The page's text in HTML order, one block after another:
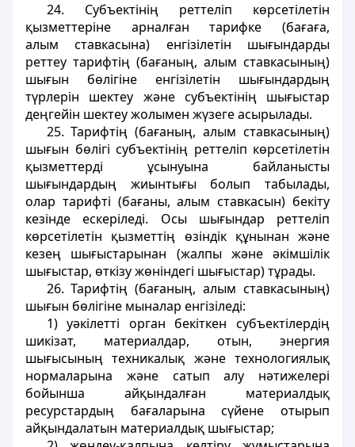
24. Субъектінің реттеліп көрсетілетін
қызметтеріне арналған тарифке (бағаға,
алым ставкасына) енгізілетін шығындарды
реттеу тарифтің (бағаның, алым ставкасының)
шығын бөлігіне енгізілетін шығындардың
түрлерін шектеу және субъектінің шығыстар
деңгейін шектеу жолымен жүзеге асырылады.
25. Тарифтің (бағаның, алым ставкасының)
шығын бөлігі субъектінің реттеліп көрсетілетін
қызметтерді ұсынуына байланысты
шығындардың жиынтығы болып табылады,
олар тарифті (бағаны, алым ставкасын) бекіту
кезінде ескеріледі. Осы шығындар реттеліп
көрсетілетін қызметтің өзіндік құнынан және
кезең шығыстарынан (жалпы және әкімшілік
шығыстар, өткізу жөніндегі шығыстар) тұрады.
26. Тарифтің (бағаның, алым ставкасының)
шығын бөлігіне мыналар енгізіледі:
1) уәкілетті орган бекіткен субъектілердің
шикізат, материалдар, отын, энергия
шығысының техникалық және технологиялық
нормаларына және сатып алу нәтижелері
бойынша айқындалған материалдық
ресурстардың бағаларына сүйене отырып
айқындалатын материалдық шығыстар;